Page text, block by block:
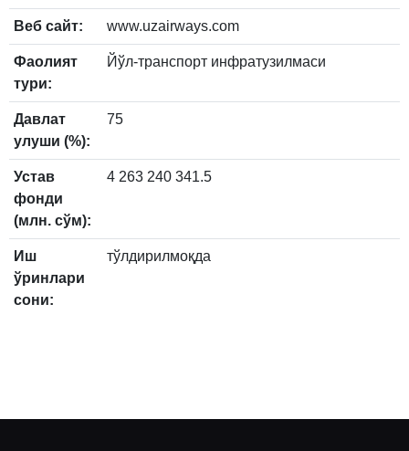
Веб сайт: www.uzairways.com
Фаолият
тури:
Йўл-транспорт инфратузилмаси
Давлат
улуши (%):
75
Устав
фонди
(млн. сўм):
4 263 240 341.5
Иш
ўринлари
сони:
тўлдирилмоқда